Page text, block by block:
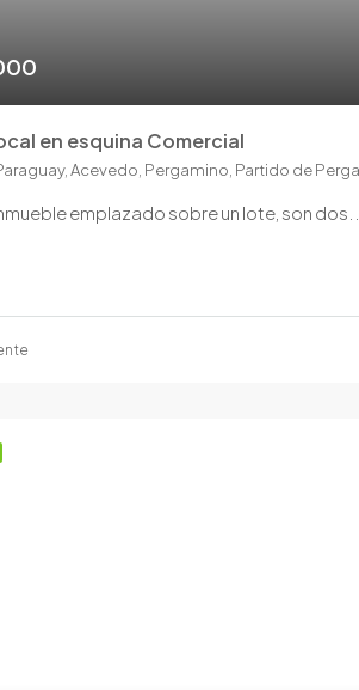
en esquina Comercial
emplazado sobre un lote, son dos...